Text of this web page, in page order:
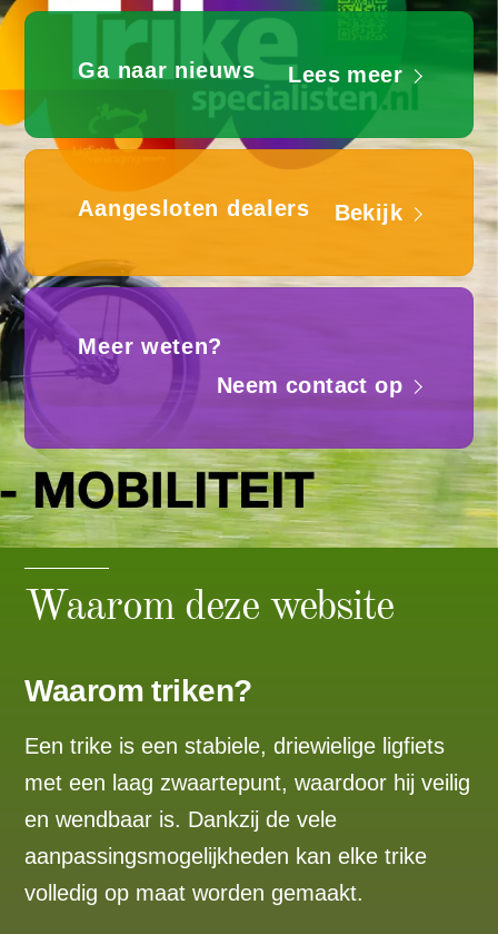
Ga naar nieuws Lees meer
Aangesloten dealers Bekijk
Meer weten?
Neem contact op
Waarom deze website
Waarom triken?
Een trike is een stabiele, driewielige ligfiets
met een laag zwaartepunt, waardoor hij veilig
en wendbaar is. Dankzij de vele
aanpassingsmogelijkheden kan elke trike
volledig op maat worden gemaakt.